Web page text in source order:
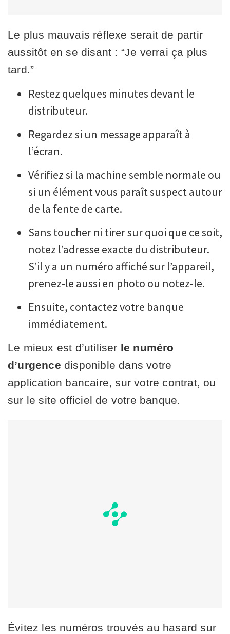
Le plus mauvais réflexe serait de partir
aussitôt en se disant : “Je verrai ça plus
tard.”
Restez quelques minutes devant le
distributeur.
Regardez si un message apparaît à
l’écran.
Vérifiez si la machine semble normale ou
si un élément vous paraît suspect autour
de la fente de carte.
Sans toucher ni tirer sur quoi que ce soit,
notez l’adresse exacte du distributeur.
S’il y a un numéro affiché sur l’appareil,
prenez-le aussi en photo ou notez-le.
Ensuite, contactez votre banque
immédiatement.
Le mieux est d’utiliser le numéro
d’urgence disponible dans votre
application bancaire, sur votre contrat, ou
sur le site officiel de votre banque.
Évitez les numéros trouvés au hasard sur